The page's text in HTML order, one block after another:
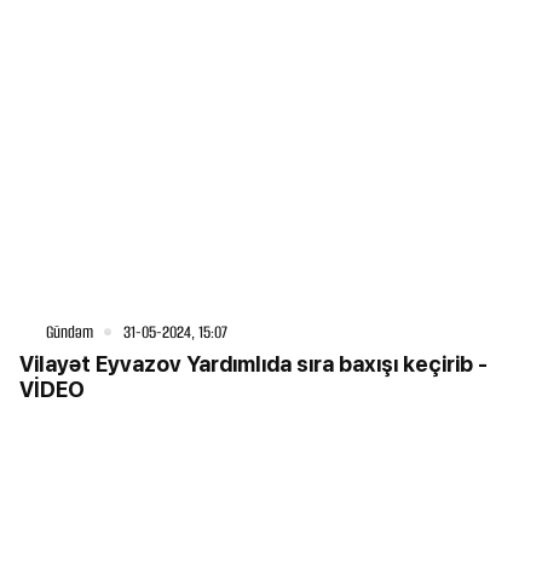
Gündəm 31-05-2024, 15:07
Vilayət Eyvazov Yardımlıda sıra baxışı keçirib -
VİDEO